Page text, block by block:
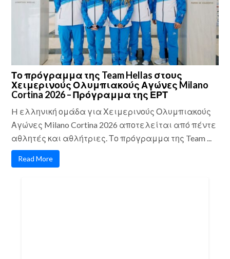
Το πρόγραμμα της Team Hellas στους
Χειμερινούς Ολυμπιακούς Αγώνες Milano
Cortina 2026 – Πρόγραμμα της ΕΡΤ
H ελληνική ομάδα για Χειμερινούς Ολυμπιακούς
Αγώνες Milano Cortina 2026 αποτελείται από πέντε
αθλητές και αθλήτριες. Το πρόγραμμα της Team ...
Read More